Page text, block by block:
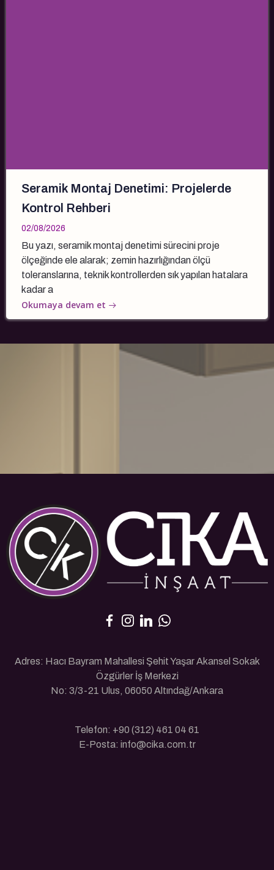
Seramik Montaj Denetimi: Projelerde
Kontrol Rehberi
02/08/2026
Bu yazı, seramik montaj denetimi sürecini proje
ölçeğinde ele alarak; zemin hazırlığından ölçü
toleranslarına, teknik kontrollerden sık yapılan hatalara
kadar a
Okumaya devam et
Adres: Hacı Bayram Mahallesi Şehit Yaşar Akansel Sokak
Özgürler İş Merkezi
No: 3/3-21 Ulus, 06050 Altındağ/Ankara
Telefon: +90 (312) 461 04 61
E-Posta: info@cika.com.tr